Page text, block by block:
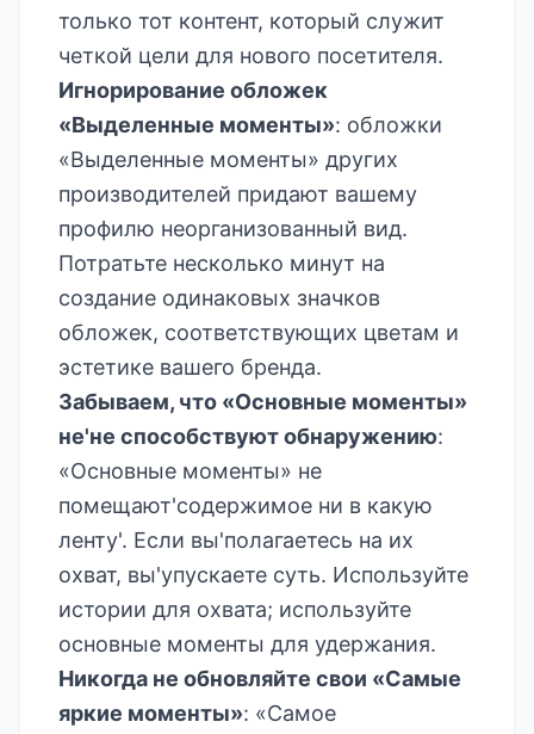
только тот контент, который служит
четкой цели для нового посетителя.
Игнорирование обложек
«Выделенные моменты»: обложки
«Выделенные моменты» других
производителей придают вашему
профилю неорганизованный вид.
Потратьте несколько минут на
создание одинаковых значков
обложек, соответствующих цветам и
эстетике вашего бренда.
Забываем, что «Основные моменты»
не'не способствуют обнаружению:
«Основные моменты» не
помещают'содержимое ни в какую
ленту'. Если вы'полагаетесь на их
охват, вы'упускаете суть. Используйте
истории для охвата; используйте
основные моменты для удержания.
Никогда не обновляйте свои «Самые
яркие моменты»: «Самое